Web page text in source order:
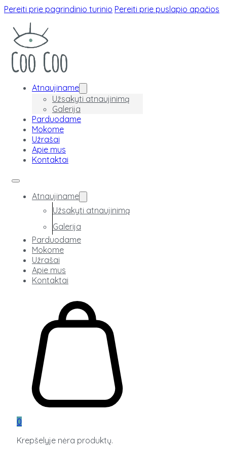
Pereiti prie pagrindinio turinio Pereiti prie puslapio apačios
Atnaujiname
Užsakyti atnaujinimą
Galerija
Parduodame
Mokome
Užrašai
Apie mus
Kontaktai
Atnaujiname
Užsakyti atnaujinimą
Galerija
Parduodame
Mokome
Užrašai
Apie mus
Kontaktai
0
Krepšelyje nėra produktų.